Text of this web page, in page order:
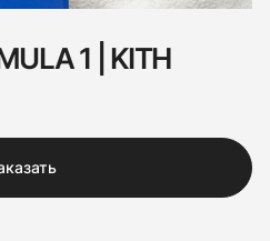
1 | KITH